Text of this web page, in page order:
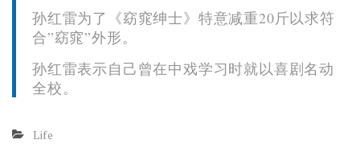
孙红雷为了《窈窕绅士》特意减重20斤以求符
合”窈窕”外形。
孙红雷表示自己曾在中戏学习时就以喜剧名动
全校。
Life